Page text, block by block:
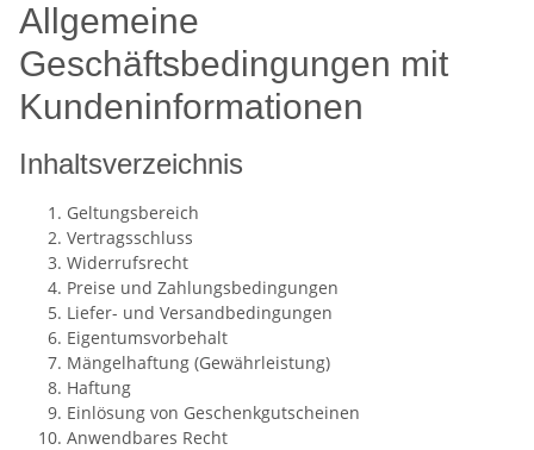
Allgemeine
Geschäftsbedingungen mit
Kundeninformationen
Inhaltsverzeichnis
Geltungsbereich
Vertragsschluss
Widerrufsrecht
Preise und Zahlungsbedingungen
Liefer- und Versandbedingungen
Eigentumsvorbehalt
Mängelhaftung (Gewährleistung)
Haftung
Einlösung von Geschenkgutscheinen
Anwendbares Recht